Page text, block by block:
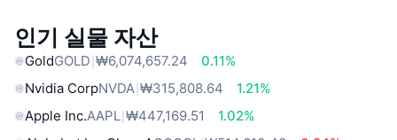
인기 실물 자산
GoldGOLD ₩6,074,657.24
0.11%
Nvidia CorpNVDA ₩315,808.64
1.21%
Apple Inc.AAPL ₩447,169.51
1.02%